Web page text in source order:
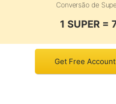
Conversão de
1 SUPER
Get Free